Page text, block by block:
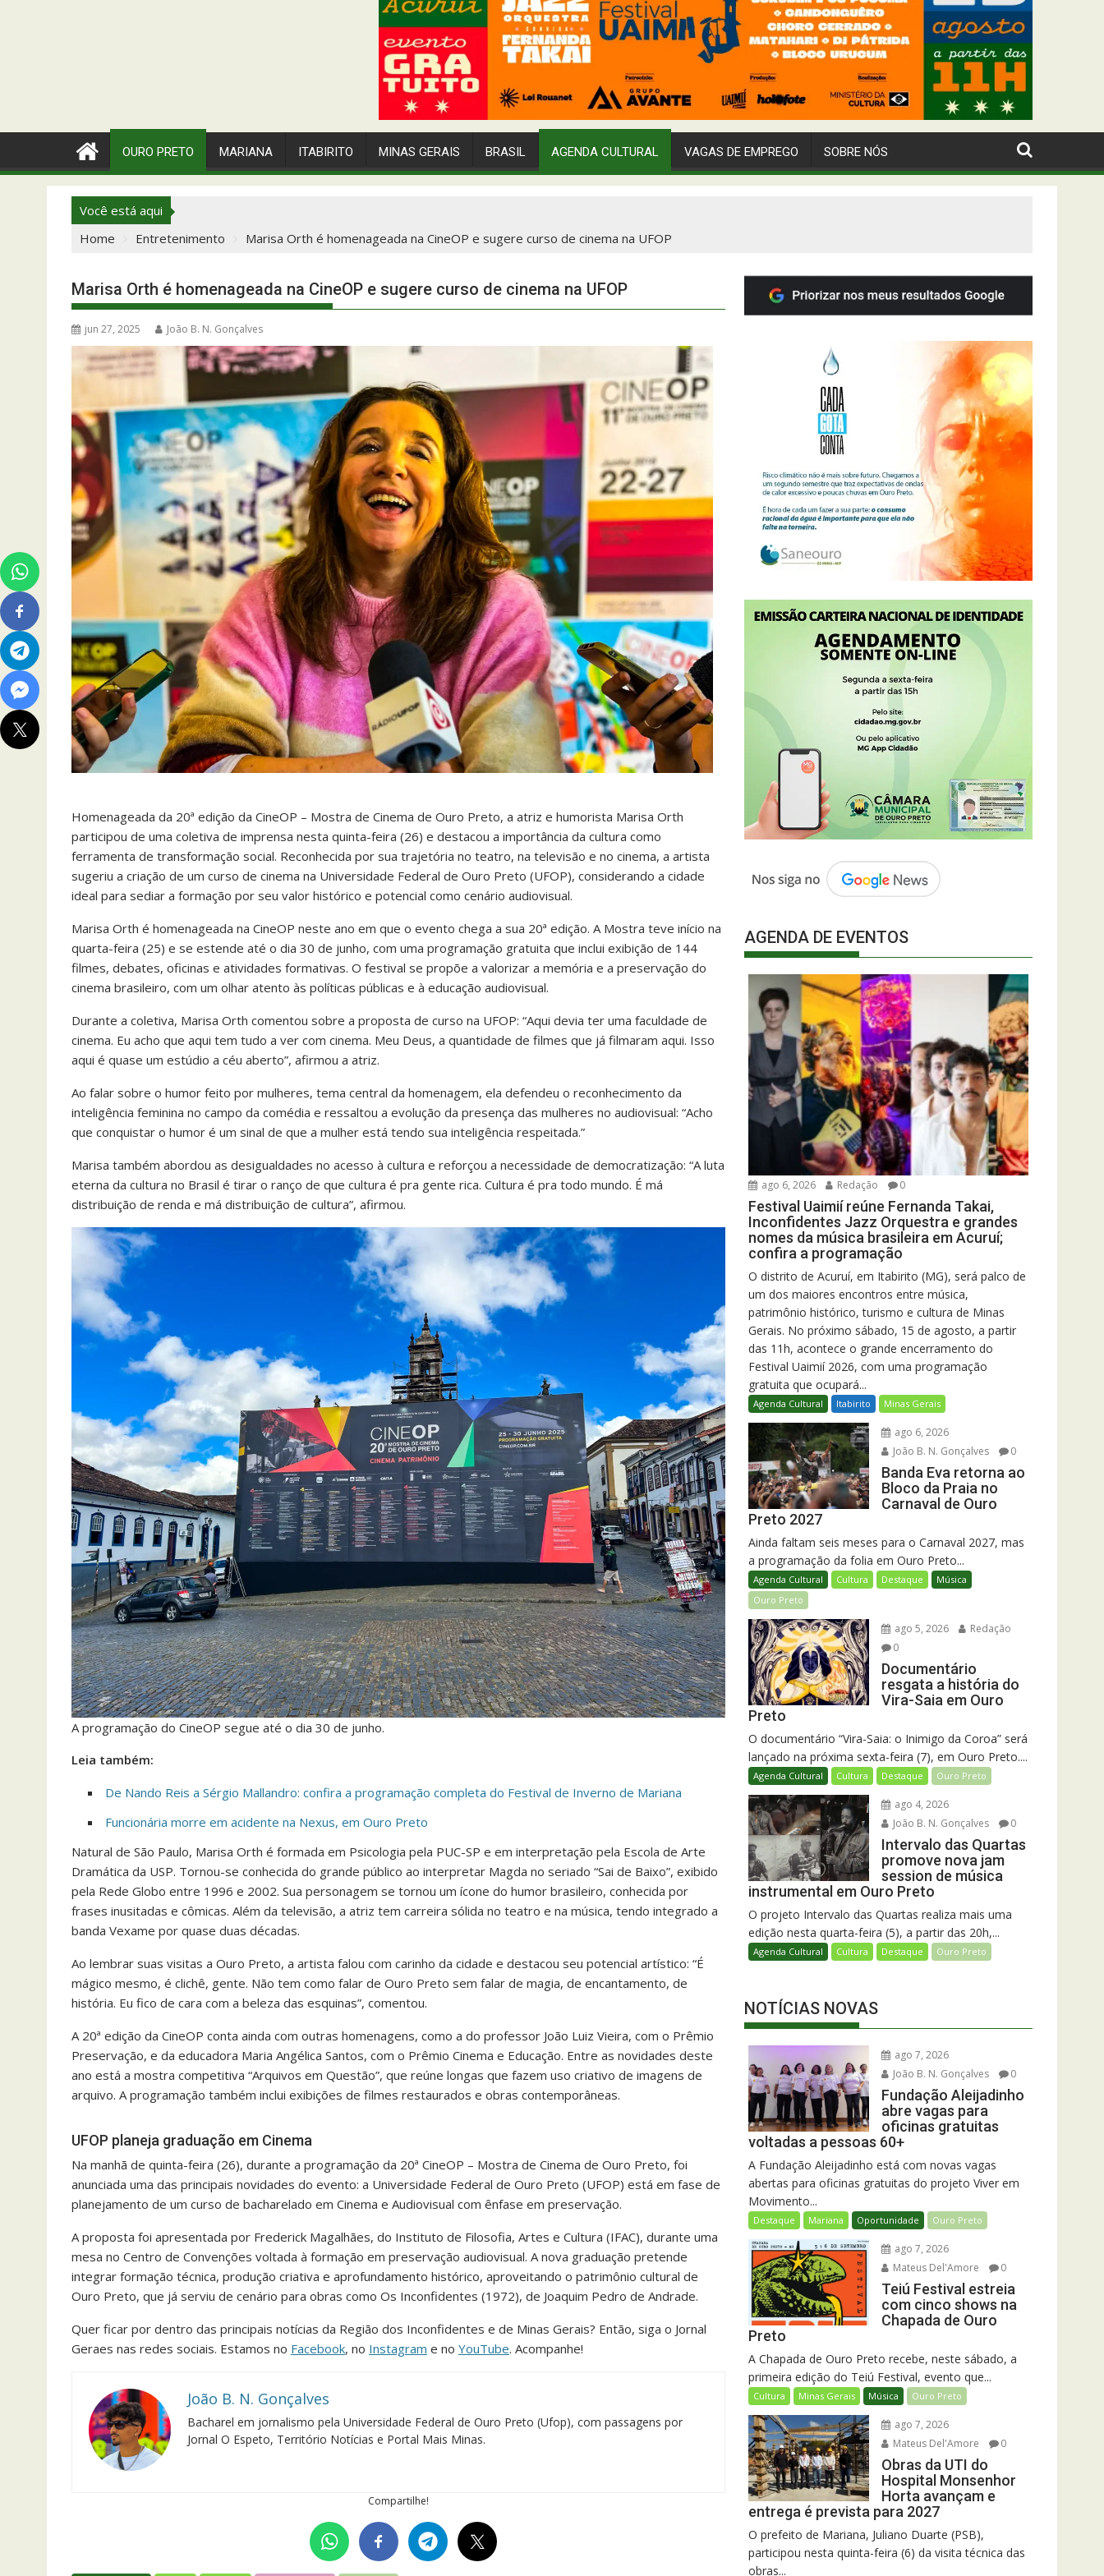
OURO PRETO MARIANA ITABIRITO MINAS GERAIS BRASIL AGENDA CULTURAL VAGAS DE EMPREGO SOBRE NÓS
Você está aqui
Home
Entretenimento Marisa Orth é homenageada na CineOP e sugere curso de cinema na UFOP
Marisa Orth é homenageada na CineOP e sugere curso de cinema na UFOP
jun 27, 2025 João B. N. Gonçalves
Homenageada da 20ª edição da CineOP – Mostra de Cinema de Ouro Preto, a atriz e humorista Marisa Orth
participou de uma coletiva de imprensa nesta quinta-feira (26) e destacou a importância da cultura como
ferramenta de transformação social. Reconhecida por sua trajetória no teatro, na televisão e no cinema, a artista
sugeriu a criação de um curso de cinema na Universidade Federal de Ouro Preto (UFOP), considerando a cidade
ideal para sediar a formação por seu valor histórico e potencial como cenário audiovisual.
Marisa Orth é homenageada na CineOP neste ano em que o evento chega a sua 20ª edição. A Mostra teve início na
quarta-feira (25) e se estende até o dia 30 de junho, com uma programação gratuita que inclui exibição de 144
filmes, debates, oficinas e atividades formativas. O festival se propõe a valorizar a memória e a preservação do
cinema brasileiro, com um olhar atento às políticas públicas e à educação audiovisual.
Durante a coletiva, Marisa Orth comentou sobre a proposta de curso na UFOP: “Aqui devia ter uma faculdade de
cinema. Eu acho que aqui tem tudo a ver com cinema. Meu Deus, a quantidade de filmes que já filmaram aqui. Isso
aqui é quase um estúdio a céu aberto”, afirmou a atriz.
Ao falar sobre o humor feito por mulheres, tema central da homenagem, ela defendeu o reconhecimento da
inteligência feminina no campo da comédia e ressaltou a evolução da presença das mulheres no audiovisual: “Acho
que conquistar o humor é um sinal de que a mulher está tendo sua inteligência respeitada.”
Marisa também abordou as desigualdades no acesso à cultura e reforçou a necessidade de democratização: “A luta
eterna da cultura no Brasil é tirar o ranço de que cultura é pra gente rica. Cultura é pra todo mundo. É má
distribuição de renda e má distribuição de cultura”, afirmou.
A programação do CineOP segue até o dia 30 de junho.
Leia também:
De Nando Reis a Sérgio Mallandro: confira a programação completa do Festival de Inverno de Mariana
Funcionária morre em acidente na Nexus, em Ouro Preto
Natural de São Paulo, Marisa Orth é formada em Psicologia pela PUC-SP e em interpretação pela Escola de Arte
Dramática da USP. Tornou-se conhecida do grande público ao interpretar Magda no seriado “Sai de Baixo”, exibido
pela Rede Globo entre 1996 e 2002. Sua personagem se tornou um ícone do humor brasileiro, conhecida por
frases inusitadas e cômicas. Além da televisão, a atriz tem carreira sólida no teatro e na música, tendo integrado a
banda Vexame por quase duas décadas.
Ao lembrar suas visitas a Ouro Preto, a artista falou com carinho da cidade e destacou seu potencial artístico: “É
mágico mesmo, é clichê, gente. Não tem como falar de Ouro Preto sem falar de magia, de encantamento, de
história. Eu fico de cara com a beleza das esquinas”, comentou.
A 20ª edição da CineOP conta ainda com outras homenagens, como a do professor João Luiz Vieira, com o Prêmio
Preservação, e da educadora Maria Angélica Santos, com o Prêmio Cinema e Educação. Entre as novidades deste
ano está a mostra competitiva “Arquivos em Questão”, que reúne longas que fazem uso criativo de imagens de
arquivo. A programação também inclui exibições de filmes restaurados e obras contemporâneas.
UFOP planeja graduação em Cinema
Na manhã de quinta-feira (26), durante a programação da 20ª CineOP – Mostra de Cinema de Ouro Preto, foi
anunciada uma das principais novidades do evento: a Universidade Federal de Ouro Preto (UFOP) está em fase de
planejamento de um curso de bacharelado em Cinema e Audiovisual com ênfase em preservação.
A proposta foi apresentada por Frederick Magalhães, do Instituto de Filosofia, Artes e Cultura (IFAC), durante uma
mesa no Centro de Convenções voltada à formação em preservação audiovisual. A nova graduação pretende
integrar formação técnica, produção criativa e aprofundamento histórico, aproveitando o patrimônio cultural de
Ouro Preto, que já serviu de cenário para obras como Os Inconfidentes (1972), de Joaquim Pedro de Andrade.
Quer ficar por dentro das principais notícias da Região dos Inconfidentes e de Minas Gerais? Então, siga o Jornal
Geraes nas redes sociais. Estamos no Facebook, no Instagram e no YouTube. Acompanhe!
João B. N. Gonçalves
Bacharel em jornalismo pela Universidade Federal de Ouro Preto (Ufop), com passagens por
Jornal O Espeto, Território Notícias e Portal Mais Minas.
Compartilhe!
AGENDA DE EVENTOS
ago 6, 2026 Redação 0
Festival Uaimií reúne Fernanda Takai,
Inconfidentes Jazz Orquestra e grandes
nomes da música brasileira em Acuruí;
confira a programação
O distrito de Acuruí, em Itabirito (MG), será palco de
um dos maiores encontros entre música,
patrimônio histórico, turismo e cultura de Minas
Gerais. No próximo sábado, 15 de agosto, a partir
das 11h, acontece o grande encerramento do
Festival Uaimií 2026, com uma programação
gratuita que ocupará...
Agenda Cultural Itabirito Minas Gerais
ago 6, 2026
João B. N. Gonçalves
0
Banda Eva retorna ao
Bloco da Praia no
Carnaval de Ouro
Preto 2027
Ainda faltam seis meses para o Carnaval 2027, mas
a programação da folia em Ouro Preto...
Agenda Cultural Cultura Destaque
Música
Ouro Preto
ago 5, 2026
Redação
0
Documentário
resgata a história do
Vira-Saia em Ouro
Preto
O documentário “Vira-Saia: o Inimigo da Coroa” será
lançado na próxima sexta-feira (7), em Ouro Preto....
Agenda Cultural Cultura Destaque Ouro Preto
ago 4, 2026
João B. N. Gonçalves
0
Intervalo das Quartas
promove nova jam
session de música
instrumental em Ouro Preto
O projeto Intervalo das Quartas realiza mais uma
edição nesta quarta-feira (5), a partir das 20h,...
Agenda Cultural Cultura Destaque Ouro Preto
NOTÍCIAS NOVAS
ago 7, 2026
João B. N. Gonçalves
0
Fundação Aleijadinho
abre vagas para
oficinas gratuitas
voltadas a pessoas 60+
A Fundação Aleijadinho está com novas vagas
abertas para oficinas gratuitas do projeto Viver em
Movimento...
Destaque Mariana Oportunidade Ouro Preto
ago 7, 2026
Mateus Del'Amore
0
Teiú Festival estreia
com cinco shows na
Chapada de Ouro
Preto
A Chapada de Ouro Preto recebe, neste sábado, a
primeira edição do Teiú Festival, evento que...
Cultura Minas Gerais Música Ouro Preto
ago 7, 2026
Mateus Del'Amore
0
Obras da UTI do
Hospital Monsenhor
Horta avançam e
entrega é prevista para 2027
O prefeito de Mariana, Juliano Duarte (PSB),
participou nesta quinta-feira (6) da visita técnica das
obras...